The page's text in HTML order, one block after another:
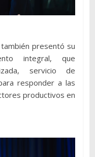
presentó su
integral, que
servicio de
responder a las
productivos en